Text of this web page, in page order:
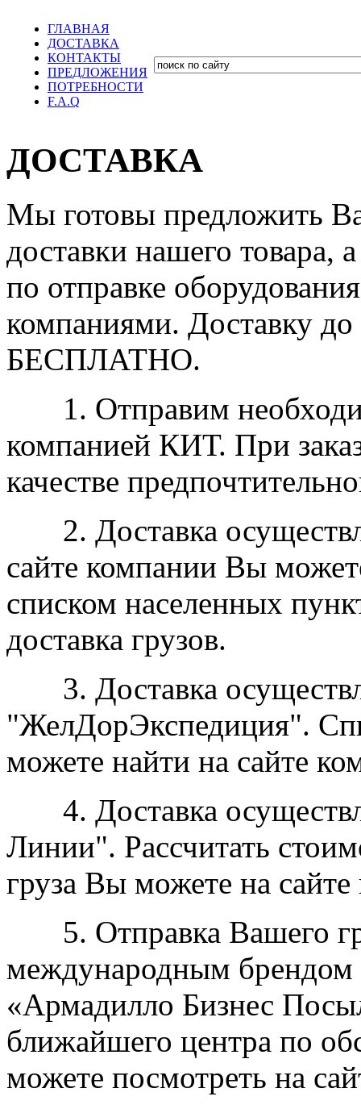
ГЛАВНАЯ
ДОСТАВКА
КОНТАКТЫ
ПРЕДЛОЖЕНИЯ
ПОТРЕБНОСТИ
F.A.Q
ДОСТАВКА
Мы готовы предложить
доставки нашего товара,
по отправке
компаниями. Доставку
БЕСПЛАТНО.
1. Отправим
компанией КИТ. При
качестве
2. Доставка
сайте компании Вы
списком населенных
доставка грузов.
3. Доставка
"ЖелДорЭкспедиция".
можете найти на сайте
4. Доставка
Линии". Рассчитать
груза Вы можете на
5. Отправка Вашего
международным
«Армадилло Бизнес
ближайшего центра по
можете посмотреть на